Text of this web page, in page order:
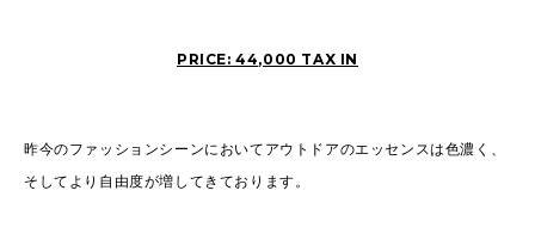
PRICE: 44,000 TAX IN
昨今のファッションシーンにおいてアウトドアのエッセンスは色濃く、
そしてより自由度が増してきております。